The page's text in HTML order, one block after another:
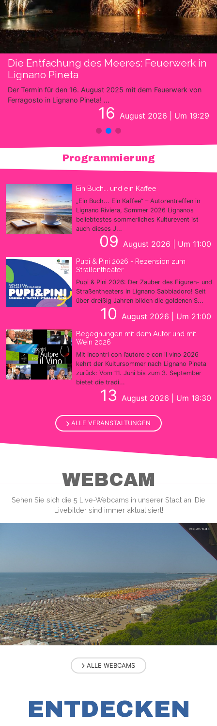
Die Entfachung des Meeres: Feuerwerk in
Lignano Pineta
Der Termin für den 16. August 2025 mit dem Feuerwerk von
Ferragosto in Lignano Pineta! ...
16 August 2026 | Um 19:29
Programmierung
Ein Buch... und ein Kaffee
„Ein Buch... Ein Kaffee“ – Autorentreffen in
Lignano Riviera, Sommer 2026 Lignanos
beliebtestes sommerliches Kulturevent ist
auch dieses J...
09 August 2026 | Um 11:00
Pupi & Pini 2026 - Rezension zum
Straßentheater
Pupi & Pini 2026: Der Zauber des Figuren- und
Straßentheaters in Lignano Sabbiadoro! Seit
über dreißig Jahren bilden die goldenen S...
10 August 2026 | Um 21:00
Begegnungen mit dem Autor und mit
Wein 2026
Mit Incontri con l’autore e con il vino 2026
kehrt der Kultursommer nach Lignano Pineta
zurück: Vom 11. Juni bis zum 3. September
bietet die tradi...
13 August 2026 | Um 18:30
ALLE VERANSTALTUNGEN
WEBCAM
Sehen Sie sich die 5 Live-Webcams in unserer Stadt an. Die
Livebilder sind immer aktualisiert!
ALLE WEBCAMS
ENTDECKEN